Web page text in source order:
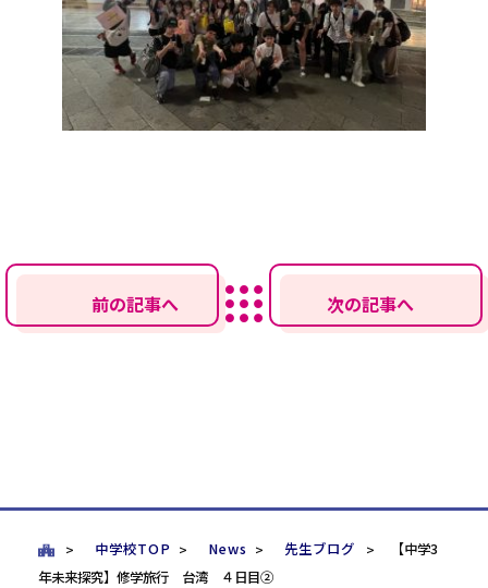
前の記事へ 次の記事へ
中学校TOP News 先生ブログ
【中学3
年未来探究】修学旅行 台湾 ４日目②